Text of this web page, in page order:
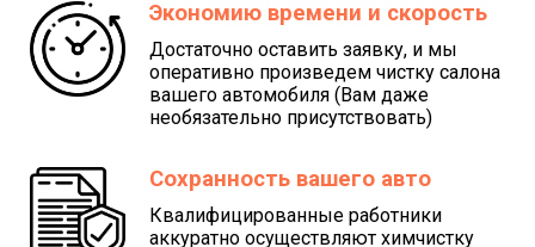
Экономию времени и скорость
Достаточно оставить заявку, и мы
оперативно произведем чистку салона
вашего автомобиля (Вам даже
необязательно присутствовать)
Сохранность вашего авто
Квалифицированные работники
аккуратно осуществляют химчистку